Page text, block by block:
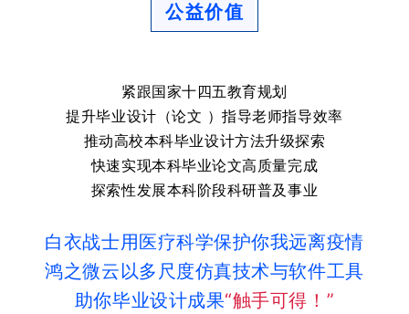
公益价值
紧跟国家十四五教育规划
提升毕业设计（论文 ）指导老师指导效率
推动高校本科毕业设计方法升级探索
快速实现本科毕业论文高质量完成
探索性发展本科阶段科研普及事业
白衣战士用医疗科学保护你我远离疫情
鸿之微云以多尺度仿真技术与软件工具
助你毕业设计成果“触手可得！”